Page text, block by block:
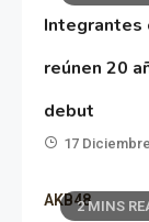
Integrantes
reúnen 20
debut
17
2 MINS
AKB48